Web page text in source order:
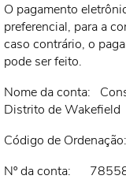
O pagamento
preferencial, para a
caso contrário, o
pode ser feito.
Nome da conta:
Distrito de Wakefield
Código de Ordenação:
Nº da conta: